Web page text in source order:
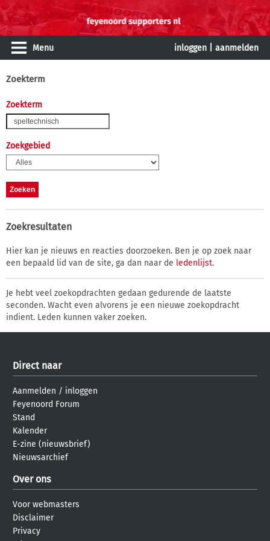
Menu inloggen aanmelden
Zoekterm
Zoekterm
Zoekgebied
Zoekresultaten
Hier kan je nieuws en reacties doorzoeken. Ben je op zoek naar
een bepaald lid van de site, ga dan naar de ledenlijst.
Je hebt veel zoekopdrachten gedaan gedurende de laatste
seconden. Wacht even alvorens je een nieuwe zoekopdracht
indient. Leden kunnen vaker zoeken.
Direct naar
Aanmelden / inloggen
Feyenoord Forum
Stand
Kalender
E-zine (nieuwsbrief)
Nieuwsarchief
Over ons
Voor webmasters
Disclaimer
Privacy